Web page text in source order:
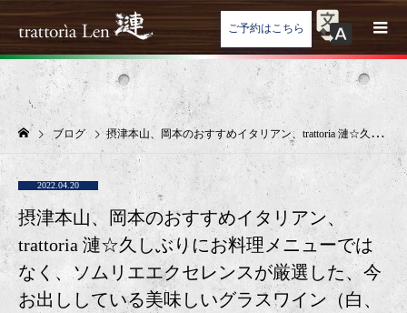
ご予約はこちら
ブログ 摂津本山、岡本のおすすめイタリアン、trattoria 漣☆久しぶりにお料理メニューではなく、ソムリエエクセレンスが厳選した、今お出ししている美味しいグラスワイン（白、スパークリング）をご紹介♪
2022.04.20
摂津本山、岡本のおすすめイタリアン、
trattoria 漣☆久しぶりにお料理メニューでは
なく、ソムリエエクセレンスが厳選した、今
お出ししている美味しいグラスワイン（白、